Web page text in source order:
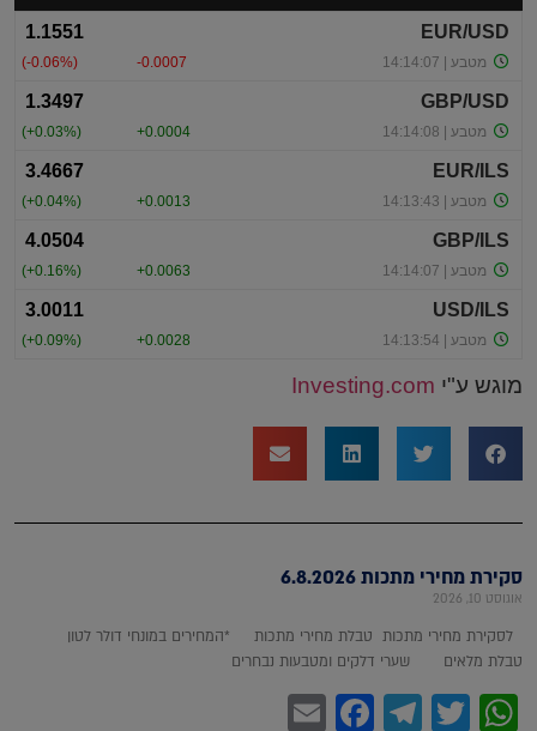
מוגש ע"י Investing.com
סקירת מחירי מתכות 6.8.2026
אוגוסט 10, 2026
לסקירת מחירי מתכות טבלת מחירי מתכות *המחירים במונחי דולר לטון
טבלת מלאים שערי דלקים ומטבעות נבחרים
WhatsApp
Twitter
Telegram
Facebook